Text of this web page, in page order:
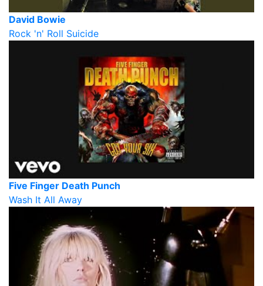
David Bowie
Rock 'n' Roll Suicide
Five Finger Death Punch
Wash It All Away